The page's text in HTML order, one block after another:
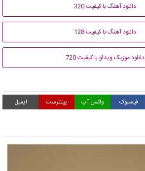
دانلود آهنگ با کیفیت 320
دانلود آهنگ با کیفیت 128
دانلود موزیک ویدئو با کیفیت 720
فیسبوک واتس آپ پینترست ایمیل